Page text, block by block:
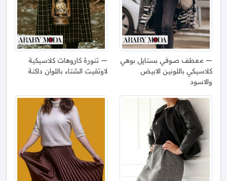
معطف صوفي بستايل بوهي
كلاسيكي باللونين الابيض
والاسود
تنورة كاروهات كلاسيكية
لاوتفيت الشتاء باللوان داكنة